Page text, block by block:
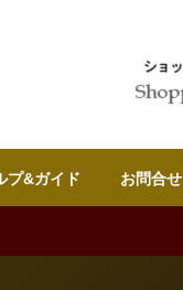
プ&ガイド お問合せ